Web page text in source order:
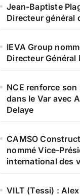
Jean-Baptiste
Directeur général
IEVA Group
Directeur Général
NCE renforce
dans le Var avec
Delaye
CAMSO
nommé Vice-
international des
VILT (Tessi) :